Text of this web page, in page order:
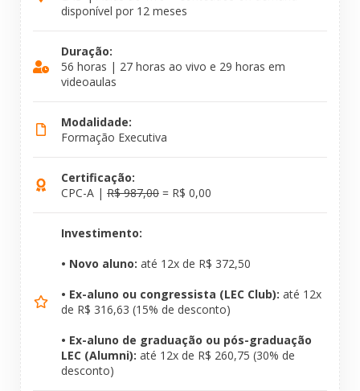
disponível por 12 meses
Duração:
56 horas | 27 horas ao vivo e 29 horas em
videoaulas
Modalidade:
Formação Executiva
Certificação:
CPC-A | R$ 987,00 = R$ 0,00
Investimento:
• Novo aluno: até 12x de R$ 372,50
• Ex-aluno ou congressista (LEC Club): até 12x
de R$ 316,63 (15% de desconto)
• Ex-aluno de graduação ou pós-graduação
LEC (Alumni): até 12x de R$ 260,75 (30% de
desconto)